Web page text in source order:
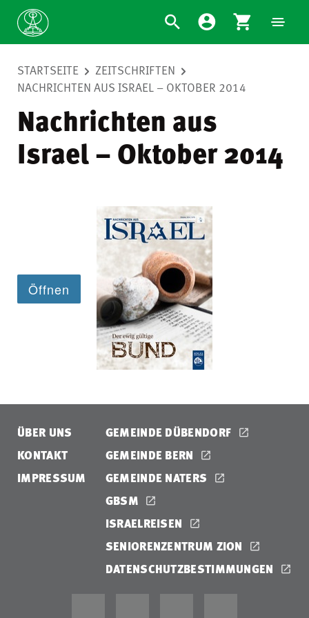
STARTSEITE
ZEITSCHRIFTEN
NACHRICHTEN AUS ISRAEL – OKTOBER 2014
Nachrichten aus
Israel – Oktober 2014
ÜBER UNS
KONTAKT
IMPRESSUM
GEMEINDE DÜBENDORF
GEMEINDE BERN
GEMEINDE NATERS
GBSM
ISRAELREISEN
SENIORENZENTRUM ZION
DATENSCHUTZBESTIMMUNGEN